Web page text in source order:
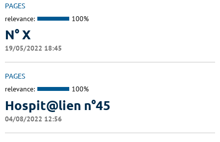
PAGES
relevance: 100%
N° X
19/05/2022 18:45
PAGES
relevance: 100%
Hospit@lien n°45
04/08/2022 12:56